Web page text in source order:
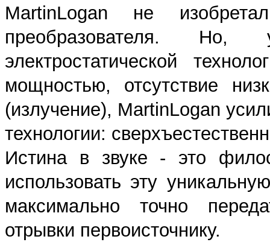
MartinLogan не изобретал
преобразователя. Но,
электростатической
мощностью, отсутствие
(излучение), MartinLogan
технологии:
Истина в звуке - это
использовать эту
максимально точно
отрывки первоисточнику.